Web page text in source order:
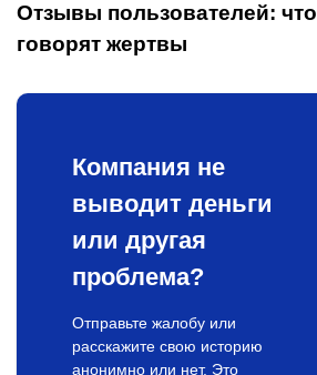
Отзывы пользователей: что
говорят жертвы
Компания не
выводит деньги
или другая
проблема?
Отправьте жалобу или
расскажите свою историю
анонимно или нет. Это